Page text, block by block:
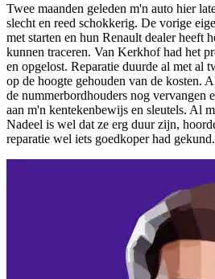
Twee maanden geleden m'n auto hier
slecht en reed schokkerig. De vorige
met starten en hun Renault dealer heeft
kunnen traceren. Van Kerkhof had het
en opgelost. Reparatie duurde al met al
op de hoogte gehouden van de kosten.
de nummerbordhouders nog vervangen
aan m'n kentekenbewijs en sleutels. Al
Nadeel is wel dat ze erg duur zijn,
reparatie wel iets goedkoper had gekund.